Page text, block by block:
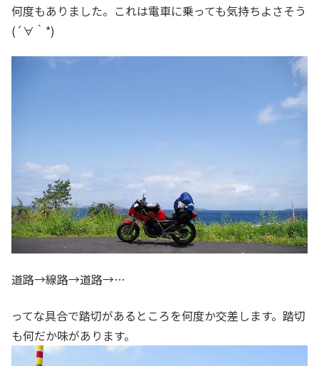
何度もありました。これは電車に乗っても気持ちよさそう
(´∀｀*)
道路→線路→道路→…
ってな具合で踏切があるところを何度か交差します。踏切
も何だか味があります。